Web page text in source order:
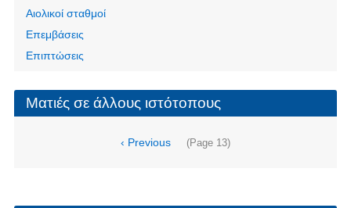
Αιολικοί σταθμοί
Επεμβάσεις
Επιπτώσεις
Ματιές σε άλλους ιστότοπους
ΣελιδοποίησηΠροηγούμενη
‹ Previous (Page 13)